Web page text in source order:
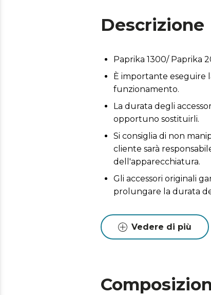
Descrizione
Paprika 1300/ Paprika
È importante eseguire
funzionamento.
La durata degli
opportuno sostituirli.
Si consiglia di non
cliente sarà
dell'apparecchiatura.
Gli accessori originali
prolungare la durata
Vedere di più